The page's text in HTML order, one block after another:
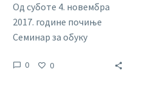
Од суботе 4. новембра
2017. године почиње
Семинар за обуку
полагање правосудног
0 0